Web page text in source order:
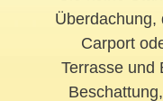
Überdachung,
Carport
Terrasse und